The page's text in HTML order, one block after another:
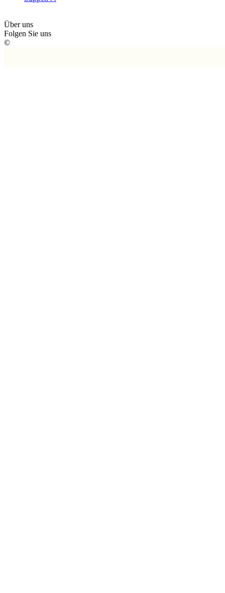
Über uns
Folgen Sie uns
©